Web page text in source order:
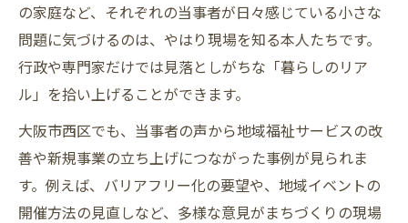
の家庭など、それぞれの当事者が日々感じている小さな
問題に気づけるのは、やはり現場を知る本人たちです。
行政や専門家だけでは見落としがちな「暮らしのリア
ル」を拾い上げることができます。
大阪市西区でも、当事者の声から地域福祉サービスの改
善や新規事業の立ち上げにつながった事例が見られま
す。例えば、バリアフリー化の要望や、地域イベントの
開催方法の見直しなど、多様な意見がまちづくりの現場